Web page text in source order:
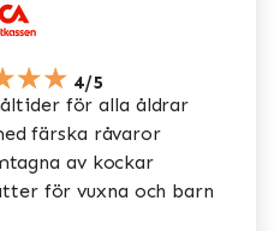
4/5
för alla åldrar
färska råvaror
av kockar
för vuxna och barn